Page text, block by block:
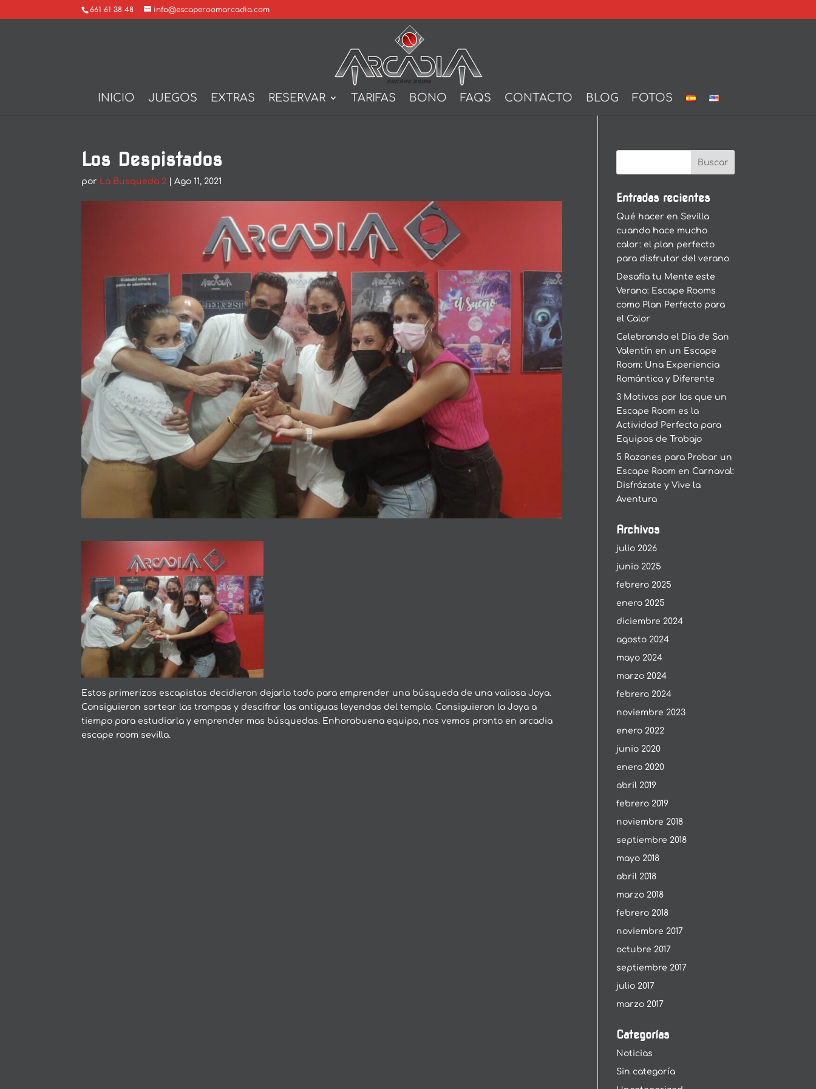
661 61 38 48 info@escaperoomarcadia.com
INICIO JUEGOS EXTRAS RESERVAR TARIFAS BONO FAQS CONTACTO BLOG FOTOS
Los Despistados
por La Busqueda 2 |Ago 11, 2021
Estos primerizos escapistas decidieron dejarlo todo para emprender una búsqueda de una valiosa Joya.
Consiguieron sortear las trampas y descifrar las antiguas leyendas del templo. Consiguieron la Joya a
tiempo para estudiarla y emprender mas búsquedas. Enhorabuena equipo, nos vemos pronto en arcadia
escape room sevilla.
Entradas recientes
Qué hacer en Sevilla
cuando hace mucho
calor: el plan perfecto
para disfrutar del verano
Desafía tu Mente este
Verano: Escape Rooms
como Plan Perfecto para
el Calor
Celebrando el Día de San
Valentín en un Escape
Room: Una Experiencia
Romántica y Diferente
3 Motivos por los que un
Escape Room es la
Actividad Perfecta para
Equipos de Trabajo
5 Razones para Probar un
Escape Room en Carnaval:
Disfrázate y Vive la
Aventura
Archivos
julio 2026
junio 2025
febrero 2025
enero 2025
diciembre 2024
agosto 2024
mayo 2024
marzo 2024
febrero 2024
noviembre 2023
enero 2022
junio 2020
enero 2020
abril 2019
febrero 2019
noviembre 2018
septiembre 2018
mayo 2018
abril 2018
marzo 2018
febrero 2018
noviembre 2017
octubre 2017
septiembre 2017
julio 2017
marzo 2017
Categorías
Noticias
Sin categoría